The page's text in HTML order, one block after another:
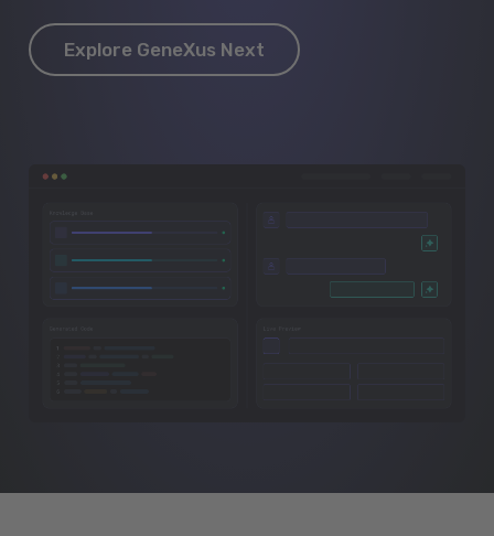
Explore GeneXus Next